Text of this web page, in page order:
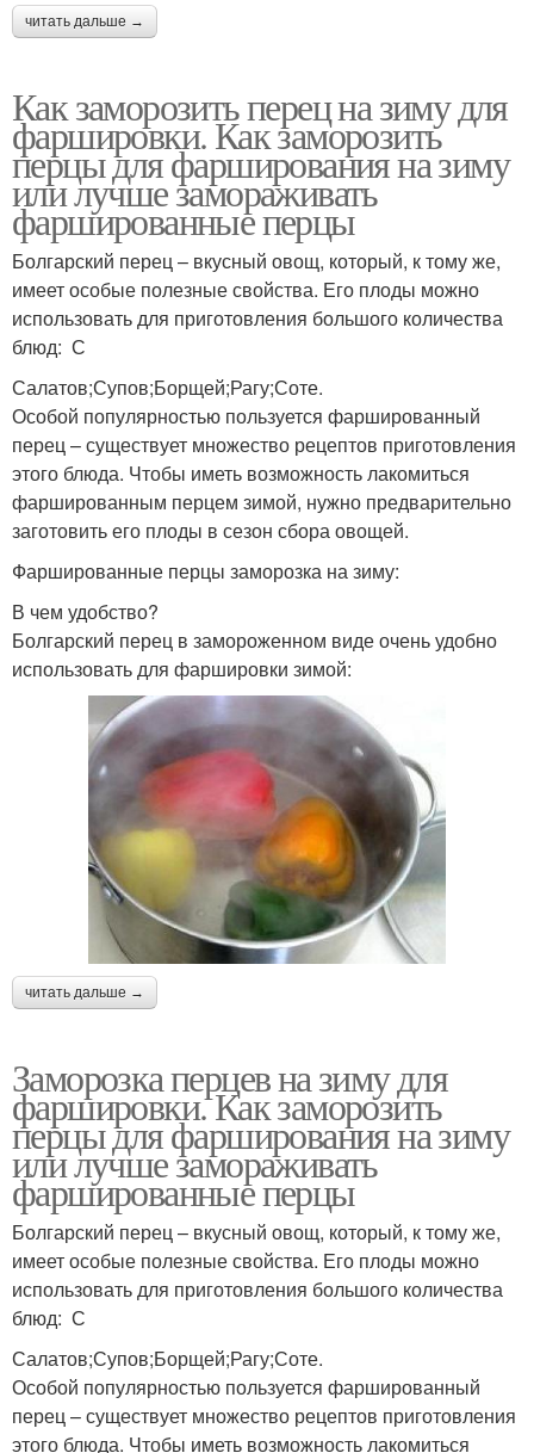
читать дальше →
Как заморозить перец на зиму для
фаршировки. Как заморозить
перцы для фарширования на зиму
или лучше замораживать
фаршированные перцы
Болгарский перец – вкусный овощ, который, к тому же,
имеет особые полезные свойства. Его плоды можно
использовать для приготовления большого количества
блюд: С
Салатов;Супов;Борщей;Рагу;Соте.
Особой популярностью пользуется фаршированный
перец – существует множество рецептов приготовления
этого блюда. Чтобы иметь возможность лакомиться
фаршированным перцем зимой, нужно предварительно
заготовить его плоды в сезон сбора овощей.
Фаршированные перцы заморозка на зиму:
В чем удобство?
Болгарский перец в замороженном виде очень удобно
использовать для фаршировки зимой:
читать дальше →
Заморозка перцев на зиму для
фаршировки. Как заморозить
перцы для фарширования на зиму
или лучше замораживать
фаршированные перцы
Болгарский перец – вкусный овощ, который, к тому же,
имеет особые полезные свойства. Его плоды можно
использовать для приготовления большого количества
блюд: С
Салатов;Супов;Борщей;Рагу;Соте.
Особой популярностью пользуется фаршированный
перец – существует множество рецептов приготовления
этого блюда. Чтобы иметь возможность лакомиться